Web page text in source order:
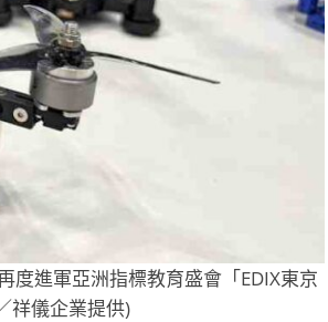
度進軍亞洲指標教育盛會「EDIX東京
祥儀企業提供)